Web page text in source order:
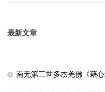
最新文章
南无第三世多杰羌佛《藉